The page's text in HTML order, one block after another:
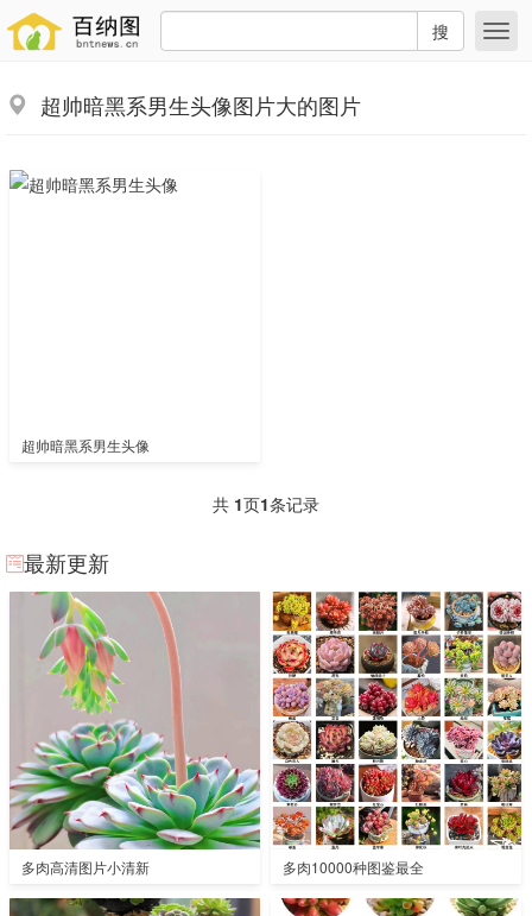
搜
超帅暗黑系男生头像图片大的图片
超帅暗黑系男生头像
共 1页1条记录
最新更新
多肉高清图片小清新 多肉10000种图鉴最全